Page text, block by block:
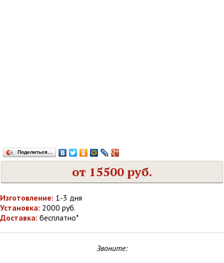
Поделиться…
от 15500 руб.
Изготовление: 1-3 дня
Установка: 2000 руб.
Доставка: бесплатно*
Звоните: